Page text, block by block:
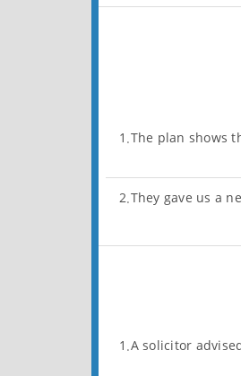
1.The plan shows
2.They gave us a
1.A solicitor